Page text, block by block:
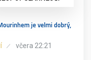
je velmi dobrý,
včera 22:21